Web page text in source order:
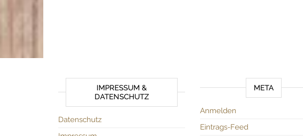
IMPRESSUM &
DATENSCHUTZ
Datenschutz
META
Anmelden
Eintrags-Feed